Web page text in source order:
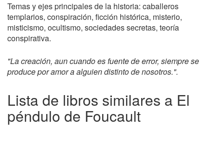
Temas y ejes principales de la historia: caballeros
templarios, conspiración, ficción histórica, misterio,
misticismo, ocultismo, sociedades secretas, teoría
conspirativa.
"La creación, aun cuando es fuente de error, siempre se
produce por amor a alguien distinto de nosotros.".
Lista de libros similares a El
péndulo de Foucault